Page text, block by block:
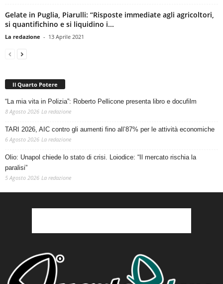
Gelate in Puglia, Piarulli: “Risposte immediate agli agricoltori,
si quantifichino e si liquidino i...
La redazione - 13 Aprile 2021
Il Quarto Potere
“La mia vita in Polizia”: Roberto Pellicone presenta libro e docufilm
8 Agosto 2026 La redazione
TARI 2026, AIC contro gli aumenti fino all’87% per le attività economiche
6 Agosto 2026 La redazione
Olio: Unapol chiede lo stato di crisi. Loiodice: “Il mercato rischia la
paralisi”
5 Agosto 2026 La redazione